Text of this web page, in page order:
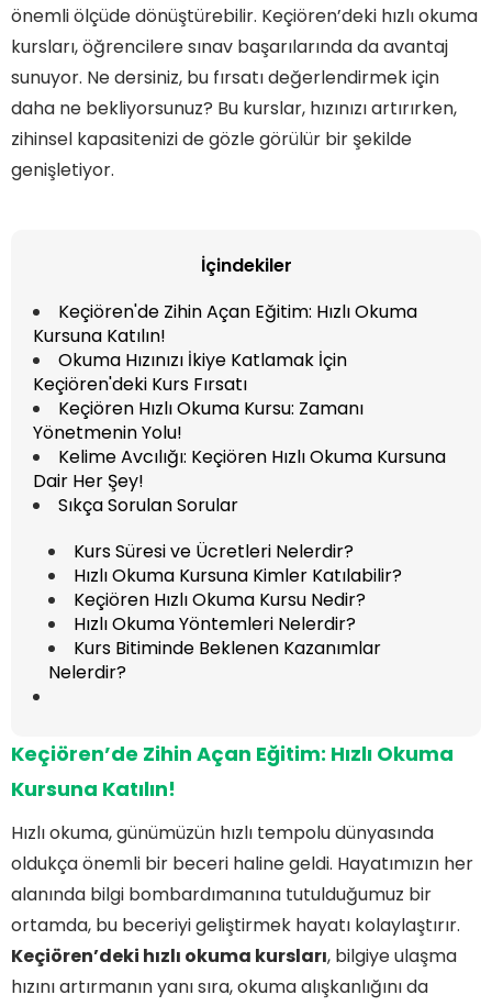
önemli ölçüde dönüştürebilir. Keçiören’deki hızlı okuma
kursları, öğrencilere sınav başarılarında da avantaj
sunuyor. Ne dersiniz, bu fırsatı değerlendirmek için
daha ne bekliyorsunuz? Bu kurslar, hızınızı artırırken,
zihinsel kapasitenizi de gözle görülür bir şekilde
genişletiyor.
İçindekiler
Keçiören'de Zihin Açan Eğitim: Hızlı Okuma
Kursuna Katılın!
Okuma Hızınızı İkiye Katlamak İçin
Keçiören'deki Kurs Fırsatı
Keçiören Hızlı Okuma Kursu: Zamanı
Yönetmenin Yolu!
Kelime Avcılığı: Keçiören Hızlı Okuma Kursuna
Dair Her Şey!
Sıkça Sorulan Sorular
Kurs Süresi ve Ücretleri Nelerdir?
Hızlı Okuma Kursuna Kimler Katılabilir?
Keçiören Hızlı Okuma Kursu Nedir?
Hızlı Okuma Yöntemleri Nelerdir?
Kurs Bitiminde Beklenen Kazanımlar
Nelerdir?
Keçiören’de Zihin Açan Eğitim: Hızlı Okuma
Kursuna Katılın!
Hızlı okuma, günümüzün hızlı tempolu dünyasında
oldukça önemli bir beceri haline geldi. Hayatımızın her
alanında bilgi bombardımanına tutulduğumuz bir
ortamda, bu beceriyi geliştirmek hayatı kolaylaştırır.
Keçiören’deki hızlı okuma kursları, bilgiye ulaşma
hızını artırmanın yanı sıra, okuma alışkanlığını da